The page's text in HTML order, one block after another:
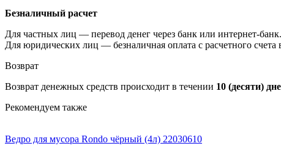
Безналичный расчет
Для частных лиц — перевод денег через банк или интернет-банк.
Для юридических лиц — безналичная оплата с расчетного счета
Возврат
Возврат денежных средств происходит в течении 10 (десяти)
Рекомендуем также
Ведро для мусора Rondo чёрный (4л) 22030610